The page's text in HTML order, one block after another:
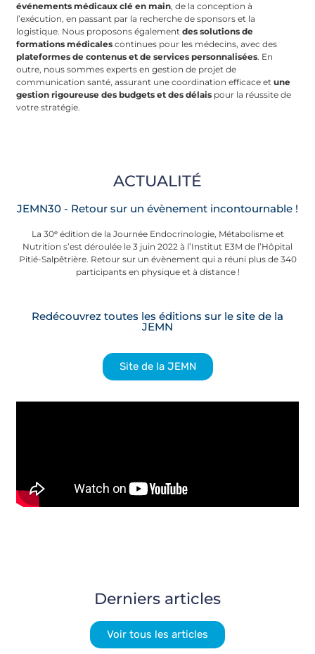
événements médicaux clé en main, de la conception à
l’exécution, en passant par la recherche de sponsors et la
logistique. Nous proposons égalementdes solutions de
formations médicalescontinues pour les médecins, avec des
plateformes de contenus et de services personnalisées. En
outre, nous sommes experts en gestion de projet de
communication santé, assurant une coordination efficace etune
gestion rigoureuse des budgets et des délais pour la réussite de
votre stratégie.
ACTUALITÉ
JEMN30 - Retour sur un évènement incontournable !
La 30ᵉ édition de la Journée Endocrinologie, Métabolisme et
Nutrition s’est déroulée le 3 juin 2022 à l’Institut E3M de l’Hôpital
Pitié-Salpêtrière. Retour sur un évènement qui a réuni plus de 340
participants en physique et à distance !
Redécouvrez toutes les éditions sur le site de la
JEMN
Site de la JEMN
Derniers articles
Voir tous les articles